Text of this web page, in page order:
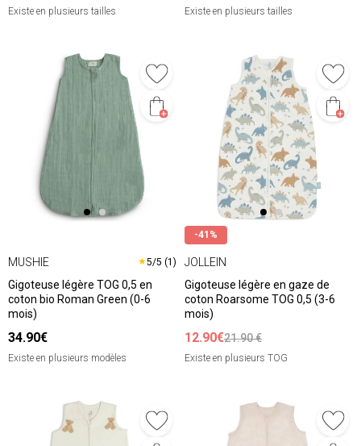
Existe en plusieurs tailles Existe en plusieurs tailles
MUSHIE ★5/5 (1)
Gigoteuse légère TOG 0,5 en
coton bio Roman Green (0-6
mois)
34.90€
Existe en plusieurs modèles
-41%
JOLLEIN
Gigoteuse légère en gaze de
coton Roarsome TOG 0,5 (3-6
mois)
12.90€21.90 €
Existe en plusieurs TOG